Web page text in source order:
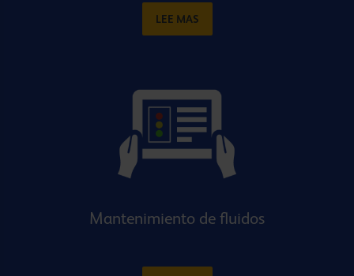
LEE MAS
Mantenimiento de fluidos